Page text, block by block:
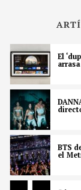
El
BTS
el